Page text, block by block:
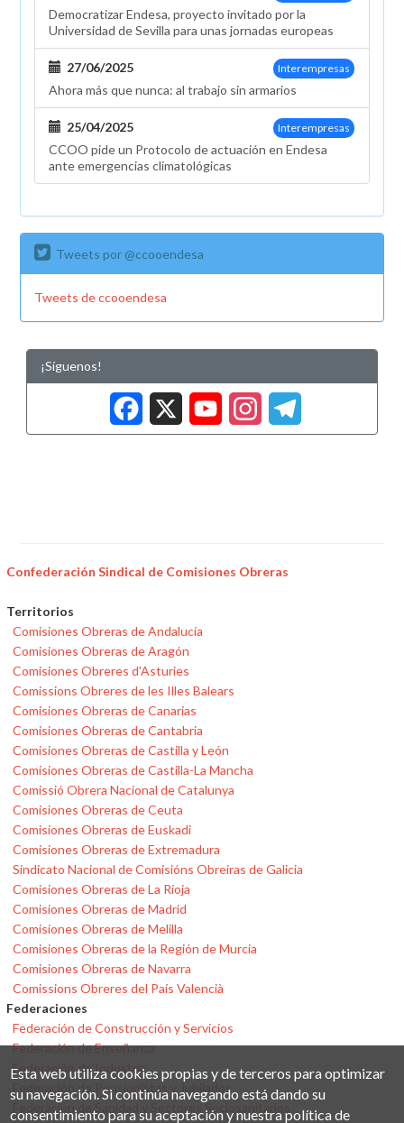
Democratizar Endesa, proyecto invitado por la
Universidad de Sevilla para unas jornadas europeas
Interempresas
27/06/2025
Ahora más que nunca: al trabajo sin armarios
Interempresas
25/04/2025
CCOO pide un Protocolo de actuación en Endesa
ante emergencias climatológicas
Tweets por @ccooendesa
Tweets de ccooendesa
¡Síguenos!
Facebook
X
Confederación Sindical de Comisiones Obreras
Territorios
Comisiones Obreras de Andalucía
Comisiones Obreras de Aragón
Comisiones Obreres d'Asturies
Comissions Obreres de les Illes Balears
Comisiones Obreras de Canarias
Comisiones Obreras de Cantabria
Comisiones Obreras de Castilla y León
Comisiones Obreras de Castilla-La Mancha
Comissió Obrera Nacional de Catalunya
Comisiones Obreras de Ceuta
Comisiones Obreras de Euskadi
Comisiones Obreras de Extremadura
Sindicato Nacional de Comisións Obreiras de Galicia
Comisiones Obreras de La Rioja
Comisiones Obreras de Madrid
Comisiones Obreras de Melilla
Comisiones Obreras de la Región de Murcia
Comisiones Obreras de Navarra
Comissions Obreres del País Valencià
Federaciones
Federación de Construcción y Servicios
Federación de Enseñanza
Federación de Industria
Federación de Pensionistas y Jubilados
Federación de Sanidad y Sectores Sociosanitarios
Esta web utiliza cookies propias y de terceros para optimizar
su navegación. Si continúa navegando está dando su
consentimiento para su aceptación y nuestra política de